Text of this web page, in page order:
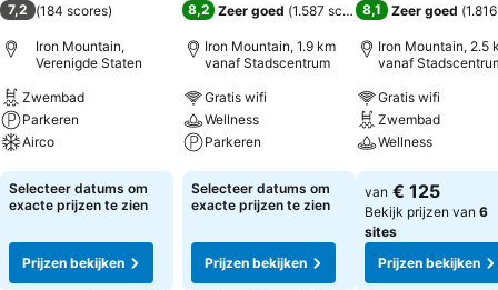
7,2 (184 scores)
Iron Mountain,
Verenigde Staten
Zwembad
Parkeren
Airco
Prijzen bekijken
Selecteer datums om
exacte prijzen te zien
Prijzen bekijken
8,2 Zeer goed (1.587 scores)
Iron Mountain, 1.9 km
vanaf Stadscentrum
Gratis wifi
Wellness
Parkeren
Prijzen bekijken
Selecteer datums om
exacte prijzen te zien
Prijzen bekijken
8,1 Zeer goed (
Iron Mountain, 2.5
vanaf
Gratis wifi
Zwembad
Wellness
Prijzen bekijken
van € 125
Bekijk prijzen van 6
sites
Prijzen bekijken